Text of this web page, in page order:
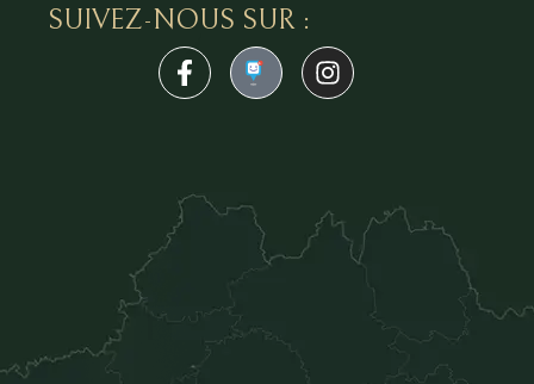
SUIVEZ-NOUS SUR :
1